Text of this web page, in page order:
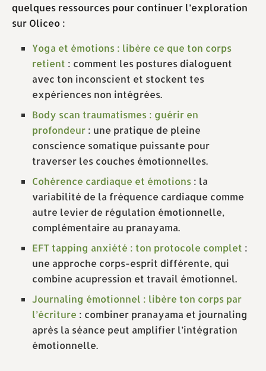
quelques ressources pour continuer l’exploration
sur Oliceo :
Yoga et émotions : libère ce que ton corps
retient : comment les postures dialoguent
avec ton inconscient et stockent tes
expériences non intégrées.
Body scan traumatismes : guérir en
profondeur : une pratique de pleine
conscience somatique puissante pour
traverser les couches émotionnelles.
Cohérence cardiaque et émotions : la
variabilité de la fréquence cardiaque comme
autre levier de régulation émotionnelle,
complémentaire au pranayama.
EFT tapping anxiété : ton protocole complet :
une approche corps-esprit différente, qui
combine acupression et travail émotionnel.
Journaling émotionnel : libère ton corps par
l’écriture : combiner pranayama et journaling
après la séance peut amplifier l’intégration
émotionnelle.